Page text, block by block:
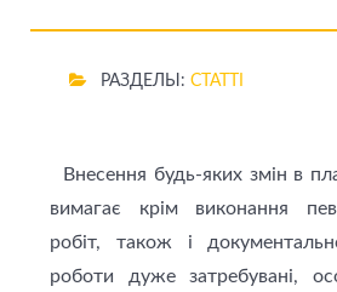
РАЗДЕЛЫ: СТАТТІ
Внесення будь-яких змін в
вимагає крім виконання
робіт, також і
роботи дуже затребувані,